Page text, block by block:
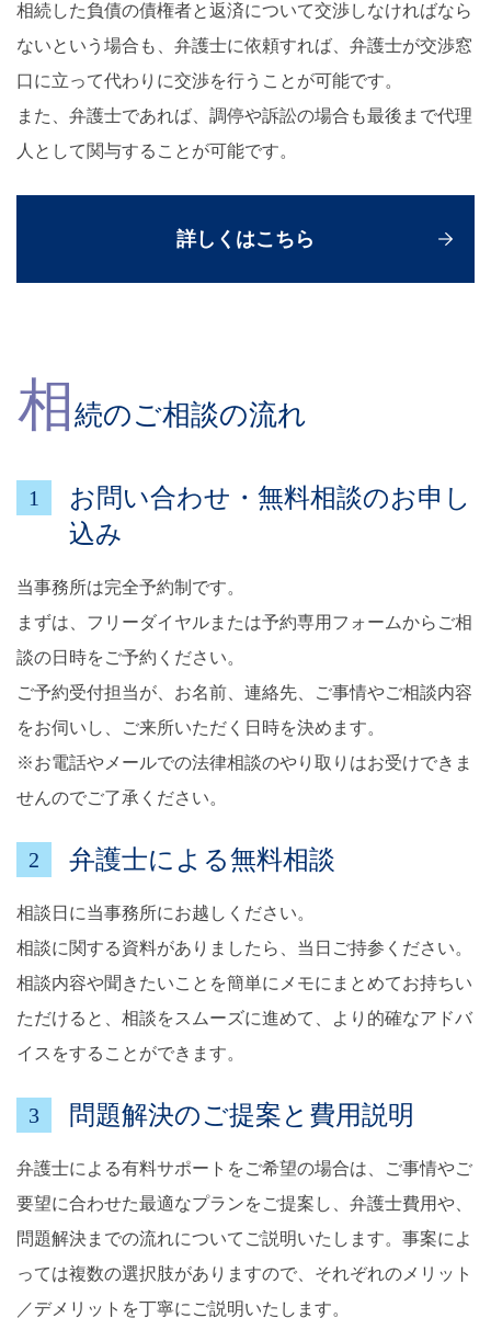
相続した負債の債権者と返済について交渉しなければなら
ないという場合も、弁護士に依頼すれば、弁護士が交渉窓
口に立って代わりに交渉を行うことが可能です。
また、弁護士であれば、調停や訴訟の場合も最後まで代理
人として関与することが可能です。
詳しくはこちら
相 続のご相談の流れ
1
お問い合わせ・無料相談のお申し
込み
当事務所は完全予約制です。
まずは、フリーダイヤルまたは予約専用フォームからご相
談の日時をご予約ください。
ご予約受付担当が、お名前、連絡先、ご事情やご相談内容
をお伺いし、ご来所いただく日時を決めます。
※お電話やメールでの法律相談のやり取りはお受けできま
せんのでご了承ください。
2 弁護士による無料相談
相談日に当事務所にお越しください。
相談に関する資料がありましたら、当日ご持参ください。
相談内容や聞きたいことを簡単にメモにまとめてお持ちい
ただけると、相談をスムーズに進めて、より的確なアドバ
イスをすることができます。
3 問題解決のご提案と費用説明
弁護士による有料サポートをご希望の場合は、ご事情やご
要望に合わせた最適なプランをご提案し、弁護士費用や、
問題解決までの流れについてご説明いたします。事案によ
っては複数の選択肢がありますので、それぞれのメリット
／デメリットを丁寧にご説明いたします。